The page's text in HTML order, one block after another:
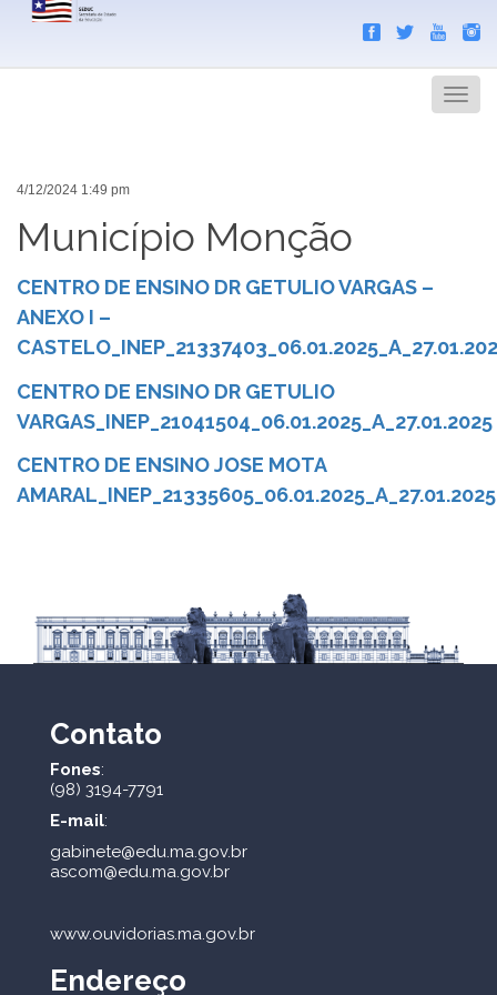
Menu
4/12/2024 1:49 pm
Município Monção
CENTRO DE ENSINO DR GETULIO VARGAS –
ANEXO I –
CENTRO DE ENSINO DR GETULIO
VARGAS_INEP_21041504_06.01.2025_A_27.01.2025
CENTRO DE ENSINO JOSE MOTA
AMARAL_INEP_21335605_06.01.2025_A_27.01.2025
Contato
Fones:
(98) 3194-7791
E-mail:
gabinete@edu.ma.gov.br
ascom@edu.ma.gov.br
www.ouvidorias.ma.gov.br
Endereço